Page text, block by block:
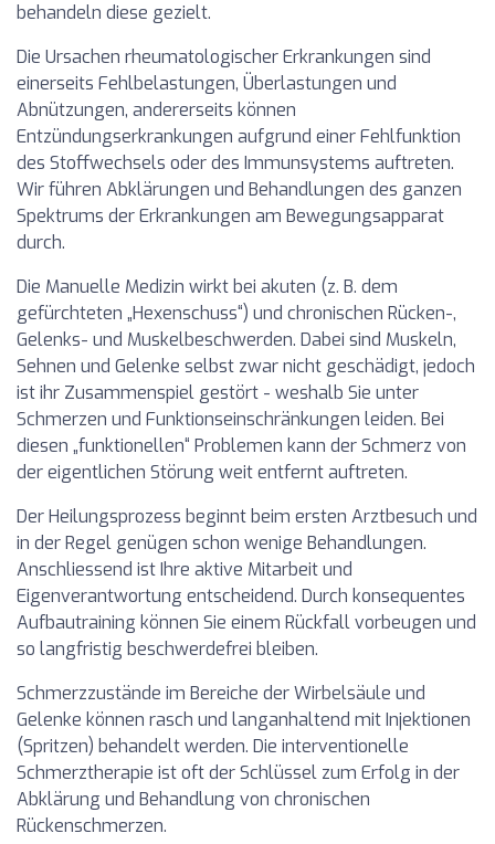
behandeln diese gezielt.
Die Ursachen rheumatologischer Erkrankungen sind
einerseits Fehlbelastungen, Überlastungen und
Abnützungen, andererseits können
Entzündungserkrankungen aufgrund einer Fehlfunktion
des Stoffwechsels oder des Immunsystems auftreten.
Wir führen Abklärungen und Behandlungen des ganzen
Spektrums der Erkrankungen am Bewegungsapparat
durch.
Die Manuelle Medizin wirkt bei akuten (z. B. dem
gefürchteten „Hexenschuss“) und chronischen Rücken-,
Gelenks- und Muskelbeschwerden. Dabei sind Muskeln,
Sehnen und Gelenke selbst zwar nicht geschädigt, jedoch
ist ihr Zusammenspiel gestört - weshalb Sie unter
Schmerzen und Funktionseinschränkungen leiden. Bei
diesen „funktionellen“ Problemen kann der Schmerz von
der eigentlichen Störung weit entfernt auftreten.
Der Heilungsprozess beginnt beim ersten Arztbesuch und
in der Regel genügen schon wenige Behandlungen.
Anschliessend ist Ihre aktive Mitarbeit und
Eigenverantwortung entscheidend. Durch konsequentes
Aufbautraining können Sie einem Rückfall vorbeugen und
so langfristig beschwerdefrei bleiben.
Schmerzzustände im Bereiche der Wirbelsäule und
Gelenke können rasch und langanhaltend mit Injektionen
(Spritzen) behandelt werden. Die interventionelle
Schmerztherapie ist oft der Schlüssel zum Erfolg in der
Abklärung und Behandlung von chronischen
Rückenschmerzen.